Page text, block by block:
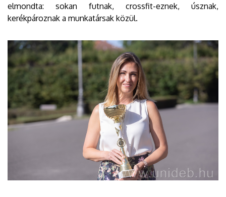
elmondta: sokan futnak, crossfit-eznek, úsznak,
kerékpároznak a munkatársak közül.